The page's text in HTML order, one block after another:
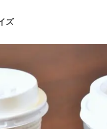
ズ